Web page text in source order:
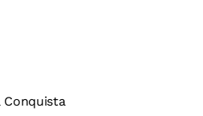
Conquista